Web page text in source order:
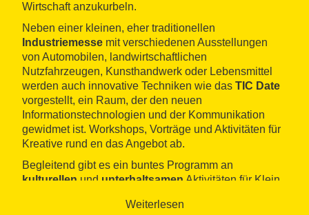
Wirtschaft anzukurbeln.
Neben einer kleinen, eher traditionellen
Industriemesse mit verschiedenen Ausstellungen
von Automobilen, landwirtschaftlichen
Nutzfahrzeugen, Kunsthandwerk oder Lebensmittel
werden auch innovative Techniken wie das TIC Date
vorgestellt, ein Raum, der den neuen
Informationstechnologien und der Kommunikation
gewidmet ist. Workshops, Vorträge und Aktivitäten für
Kreative rund en das Angebot ab.
Begleitend gibt es ein buntes Programm an
kulturellen und unterhaltsamen Aktivitäten für Klein
Theatervorstellungen, Ausstellungen, Konzerte und
Weiterlesen